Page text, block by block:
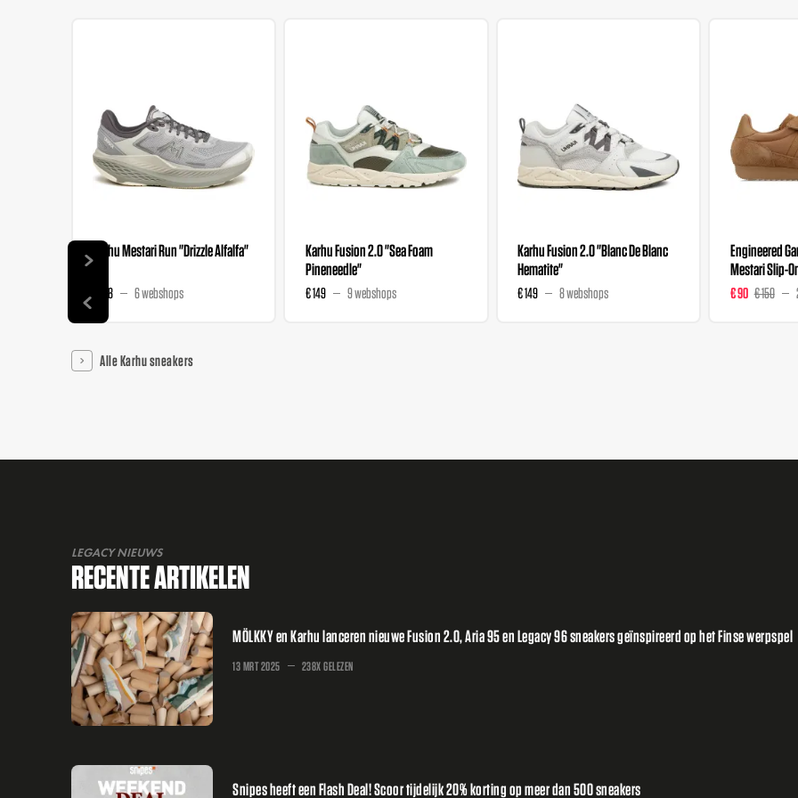
Karhu Mestari Run "Drizzle Alfalfa"
€ 168 6 webshops
Karhu Fusion 2.0 "Sea Foam
Pineneedle"
€ 149 9 webshops
Karhu Fusion 2.0 "Blanc De Blanc
Hematite"
€ 149 8 webshops
Engineered
Mestari Slip-
€ 90 € 150
Alle Karhu sneakers
LEGACY NIEUWS
RECENTE ARTIKELEN
MÖLKKY en Karhu lanceren nieuwe Fusion 2.0, Aria 95 en Legacy 96 sneakers geïnspireerd op het Finse werpspel
13 MRT 2025 238X GELEZEN
Snipes heeft een Flash Deal! Scoor tijdelijk 20% korting op meer dan 500 sneakers